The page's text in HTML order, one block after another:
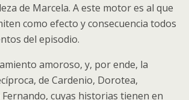
de Marcela. A este motor es al que
como efecto y consecuencia todos
del episodio.
amoroso, y, por ende, la
de Cardenio, Dorotea,
cuyas historias tienen en